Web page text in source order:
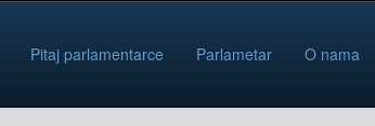
Pitaj parlamentarce Parlametar O nama